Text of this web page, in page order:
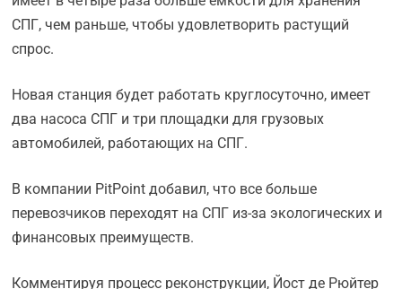
СПГ, чем раньше, чтобы удовлетворить растущий
спрос.
Новая станция будет работать круглосуточно, имеет
два насоса СПГ и три площадки для грузовых
автомобилей, работающих на СПГ.
В компании PitPoint добавил, что все больше
перевозчиков переходят на СПГ из-за экологических и
финансовых преимуществ.
Комментируя процесс реконструкции, Йост де Рюйтер